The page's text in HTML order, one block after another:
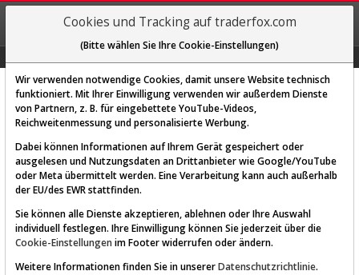
REGIS-
TRIEREN
Diese Funktion ist nur für
AKTIEN-TERMINAL
Cookies und Tracking auf traderfox.com
(Bitte wählen Sie Ihre Cookie-Einstellungen)
Wir verwenden notwendige Cookies, damit unsere Website technisch
funktioniert. Mit Ihrer Einwilligung verwenden wir außerdem Dienste
von Partnern, z. B. für eingebettete YouTube-Videos,
Reichweitenmessung und personalisierte Werbung.
Dabei können Informationen auf Ihrem Gerät gespeichert oder
ausgelesen und Nutzungsdaten an Drittanbieter wie Google/YouTube
oder Meta übermittelt werden. Eine Verarbeitung kann auch außerhalb
der EU/des EWR stattfinden.
Sie können alle Dienste akzeptieren, ablehnen oder Ihre Auswahl
individuell festlegen. Ihre Einwilligung können Sie jederzeit über die
Cookie-Einstellungen im Footer widerrufen oder ändern.
Weitere Informationen finden Sie in unsererDatenschutzrichtlinie.